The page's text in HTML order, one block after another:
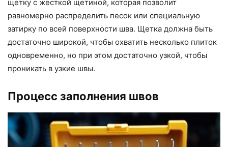
щетку с жесткой щетиной, которая позволит
равномерно распределить песок или специальную
затирку по всей поверхности шва. Щетка должна быть
достаточно широкой, чтобы охватить несколько плиток
одновременно, но при этом достаточно узкой, чтобы
проникать в узкие швы.
Процесс заполнения швов